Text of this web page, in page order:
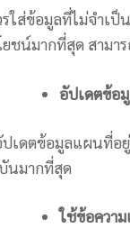
รใส่ข้อมูลที่ไม่จำเ
ชน์มากที่สุด สามา
อัปเดตข้อ
ปเดตข้อมูลแผนที่อ
นมากที่สุด
ใช้ข้อควา